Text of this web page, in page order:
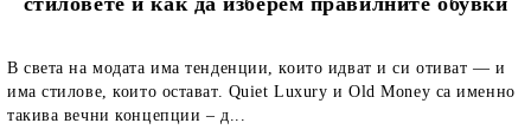
В света на модата има тенденции, които идват и си отиват — и
има стилове, които остават. Quiet Luxury и Old Money са именно
такива вечни концепции – д...